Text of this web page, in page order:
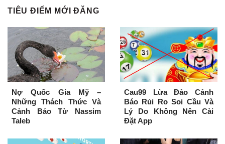
TIÊU ĐIỂM MỚI ĐĂNG
Nợ Quốc Gia Mỹ –
Những Thách Thức Và
Cảnh Báo Từ Nassim
Taleb
Cau99 Lừa Đảo Cảnh
Báo Rủi Ro Soi Cầu Và
Lý Do Không Nên Cài
Đặt App